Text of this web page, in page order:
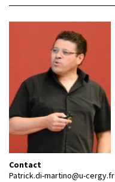
Contact
Patrick.di-martino@u-cergy.fr